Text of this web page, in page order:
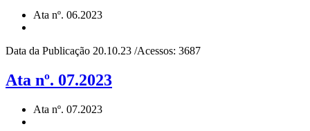
Ata nº. 06.2023
Data da Publicação 20.10.23 /Acessos: 3687
Ata nº. 07.2023
Ata nº. 07.2023